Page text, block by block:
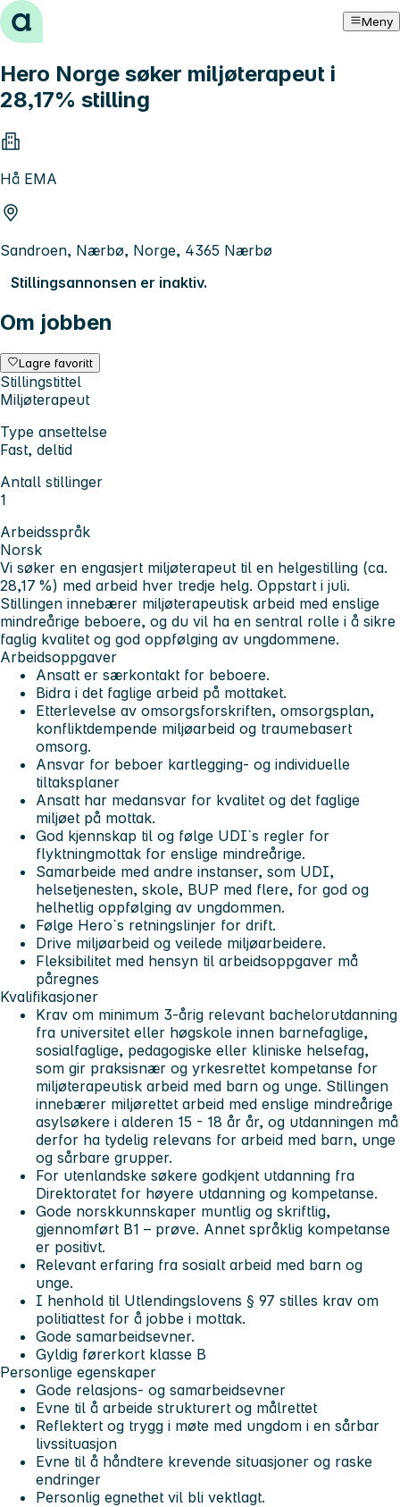
Hopp til innhold Meny
Hero Norge søker miljøterapeut i
28,17% stilling
Hå EMA
Sandroen, Nærbø, Norge, 4365 Nærbø
Stillingsannonsen er inaktiv.
Om jobben
Lagre favoritt
Stillingstittel
Miljøterapeut
Type ansettelse
Fast, deltid
Antall stillinger
1
Arbeidsspråk
Norsk
Vi søker en engasjert miljøterapeut til en helgestilling (ca.
28,17 %) med arbeid hver tredje helg. Oppstart i juli.
Stillingen innebærer miljøterapeutisk arbeid med enslige
mindreårige beboere, og du vil ha en sentral rolle i å sikre
faglig kvalitet og god oppfølging av ungdommene.
Arbeidsoppgaver
Ansatt er særkontakt for beboere.
Bidra i det faglige arbeid på mottaket.
Etterlevelse av omsorgsforskriften, omsorgsplan,
konfliktdempende miljøarbeid og traumebasert
omsorg.
Ansvar for beboer kartlegging- og individuelle
tiltaksplaner
Ansatt har medansvar for kvalitet og det faglige
miljøet på mottak.
God kjennskap til og følge UDI`s regler for
flyktningmottak for enslige mindreårige.
Samarbeide med andre instanser, som UDI,
helsetjenesten, skole, BUP med flere, for god og
helhetlig oppfølging av ungdommen.
Følge Hero`s retningslinjer for drift.
Drive miljøarbeid og veilede miljøarbeidere.
Fleksibilitet med hensyn til arbeidsoppgaver må
påregnes
Kvalifikasjoner
Krav om minimum 3-årig relevant bachelorutdanning
fra universitet eller høgskole innen barnefaglige,
sosialfaglige, pedagogiske eller kliniske helsefag,
som gir praksisnær og yrkesrettet kompetanse for
miljøterapeutisk arbeid med barn og unge. Stillingen
innebærer miljørettet arbeid med enslige mindreårige
asylsøkere i alderen 15 - 18 år år, og utdanningen må
derfor ha tydelig relevans for arbeid med barn, unge
og sårbare grupper.
For utenlandske søkere godkjent utdanning fra
Direktoratet for høyere utdanning og kompetanse.
Gode norskkunnskaper muntlig og skriftlig,
gjennomført B1 – prøve. Annet språklig kompetanse
er positivt.
Relevant erfaring fra sosialt arbeid med barn og
unge.
I henhold til Utlendingslovens § 97 stilles krav om
politiattest for å jobbe i mottak.
Gode samarbeidsevner.
Gyldig førerkort klasse B
Personlige egenskaper
Gode relasjons- og samarbeidsevner
Evne til å arbeide strukturert og målrettet
Reflektert og trygg i møte med ungdom i en sårbar
livssituasjon
Evne til å håndtere krevende situasjoner og raske
endringer
Personlig egnethet vil bli vektlagt.